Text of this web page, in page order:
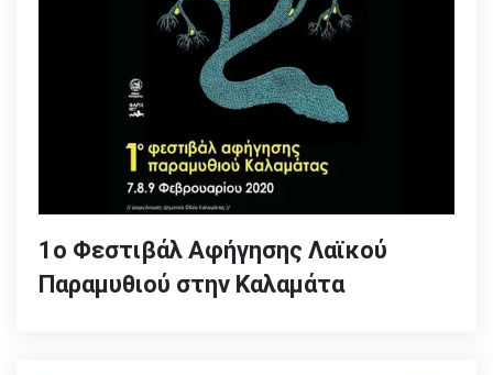
1ο Φεστιβάλ Αφήγησης Λαϊκού
Παραμυθιού στην Καλαμάτα